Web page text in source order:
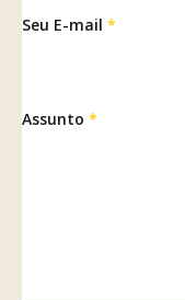
Seu E-mail *
Assunto *